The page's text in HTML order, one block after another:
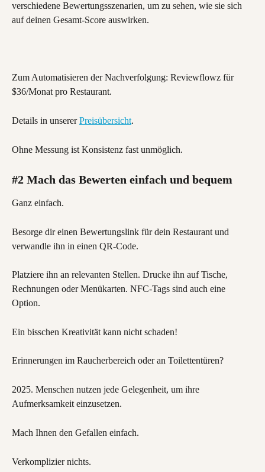
verschiedene Bewertungsszenarien, um zu sehen, wie sie sich
auf deinen Gesamt-Score auswirken.
Zum Automatisieren der Nachverfolgung: Reviewflowz für
$36/Monat pro Restaurant.
Details in unserer Preisübersicht.
Ohne Messung ist Konsistenz fast unmöglich.
#2 Mach das Bewerten einfach und bequem
Ganz einfach.
Besorge dir einen Bewertungslink für dein Restaurant und
verwandle ihn in einen QR-Code.
Platziere ihn an relevanten Stellen. Drucke ihn auf Tische,
Rechnungen oder Menükarten. NFC-Tags sind auch eine
Option.
Ein bisschen Kreativität kann nicht schaden!
Erinnerungen im Raucherbereich oder an Toilettentüren?
2025. Menschen nutzen jede Gelegenheit, um ihre
Aufmerksamkeit einzusetzen.
Mach Ihnen den Gefallen einfach.
Verkomplizier nichts.